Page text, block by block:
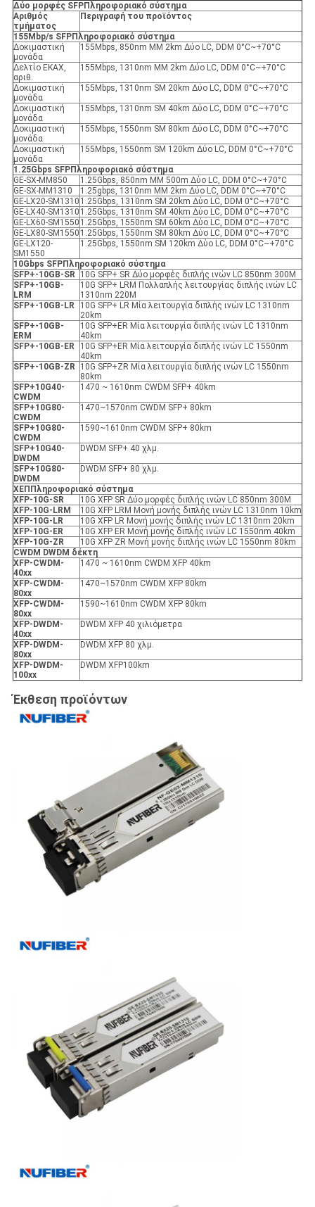
Δύο μορφές SFPΠληροφοριακό σύστημα
Αριθμός
τμήματος
Περιγραφή του προϊόντος
155Mbp/s SFPΠληροφοριακό σύστημα
Δοκιμαστική
μονάδα
155Mbps, 850nm MM 2km Δύο LC, DDM 0°C~+70°C
Δελτίο ΕΚΑΧ,
αριθ.
155Mbps, 1310nm MM 2km Δύο LC, DDM 0°C~+70°C
Δοκιμαστική
μονάδα
155Mbps, 1310nm SM 20km Δύο LC, DDM 0°C~+70°C
Δοκιμαστική
μονάδα
155Mbps, 1310nm SM 40km Δύο LC, DDM 0°C~+70°C
Δοκιμαστική
μονάδα
155Mbps, 1550nm SM 80km Δύο LC, DDM 0°C~+70°C
Δοκιμαστική
μονάδα
155Mbps, 1550nm SM 120km Δύο LC, DDM 0°C~+70°C
1.25Gbps SFPΠληροφοριακό σύστημα
GE-SX-MM850
1.25Gbps, 850nm MM 500m Δύο LC, DDM 0°C~+70°C
GE-SX-MM1310
1.25gbps, 1310nm MM 2km Δύο LC, DDM 0°C~+70°C
GE-LX20-SM1310 1.25Gbps, 1310nm SM 20km Δύο LC, DDM 0°C~+70°C
GE-LX40-SM1310 1.25Gbps, 1310nm SM 40km Δύο LC, DDM 0°C~+70°C
GE-LX60-SM1550 1.25Gbps, 1550nm SM 60km Δύο LC, DDM 0°C~+70°C
GE-LX80-SM1550 1.25Gbps, 1550nm SM 80km Δύο LC, DDM 0°C~+70°C
GE-LX120-
SM1550
1.25Gbps, 1550nm SM 120km Δύο LC, DDM 0°C~+70°C
10Gbps SFPΠληροφοριακό σύστημα
SFP+-10GB-SR
10G SFP+ SR Δύο μορφές διπλής ινών LC 850nm 300M
SFP+-10GB-
LRM
10G SFP+ LRM Πολλαπλής λειτουργίας διπλής ινών LC
1310nm 220M
SFP+-10GB-LR
10G SFP+ LR Μία λειτουργία διπλής ινών LC 1310nm
20km
SFP+-10GB-
ER Μ
10G SFP+ER Μία λειτουργία διπλής ινών LC 1310nm
40km
SFP+-10GB-ER
10G SFP+ER Μία λειτουργία διπλής ινών LC 1550nm
40km
SFP+-10GB-ZR
10G SFP+ZR Μία λειτουργία διπλής ινών LC 1550nm
80km
SFP+10G40-
CWDM
1470 ~ 1610nm CWDM SFP+ 40km
SFP+10G80-
CWDM
1470~1570nm CWDM SFP+ 80km
SFP+10G80-
CWDM
1590~1610nm CWDM SFP+ 80km
SFP+10G40-
DWDM
DWDM SFP+ 40 χλμ.
SFP+10G80-
DWDM
DWDM SFP+ 80 χλμ.
XΕΠ Πληροφοριακό σύστημα
XFP-10G-SR
10G XFP SR Δύο μορφές διπλής ινών LC 850nm 300M
XFP-10G-LRM
10G XFP LRM Μονή μονής διπλής ινών LC 1310nm 10km
XFP-10G-LR
10G XFP LR Μονή μονής διπλής ινών LC 1310nm 20km
XFP-10G-ER
10G XFP ER Μονή μονής διπλής ινών LC 1550nm 40km
XFP-10G-ZR
10G XFP ZR Μονή μονής διπλής ινών LC 1550nm 80km
CWDM DWDM δέκτη
XFP-CWDM-
40xx
1470 ~ 1610nm CWDM XFP 40km
XFP-CWDM-
80xx
1470~1570nm CWDM XFP 80km
XFP-CWDM-
80xx
1590~1610nm CWDM XFP 80km
XFP- DWDM-
40xx
DWDM XFP 40 χιλιόμετρα
XFP- DWDM-
80xx
DWDM XFP 80 χλμ.
XFP- DWDM-
100xx
DWDM XFP100km
Έκθεση προϊόντων